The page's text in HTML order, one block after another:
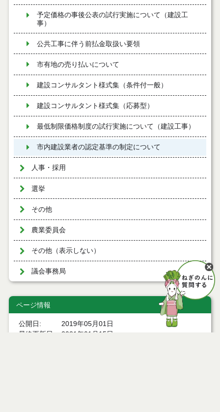
予定価格の事後公表の試行実施について（建設工
事）
公共工事に伴う前払金取扱い要領
市有地の売り払いについて
建設コンサルタント様式集（条件付一般）
建設コンサルタント様式集（応募型）
最低制限価格制度の試行実施について（建設工事）
市内建設業者の認定基準の制定について
人事・採用
選挙
その他
農業委員会
その他（表示しない）
議会事務局
ページ情報
公開日
2019年05月01日
最終更新日
2021年01月15日